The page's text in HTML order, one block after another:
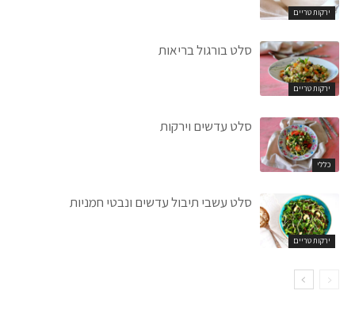
ירקות טריים
ירקות טריים
סלט בורגול בריאות
כללי
סלט עדשים וירקות
ירקות טריים
סלט עשבי תיבול עדשים ונבטי חמניות